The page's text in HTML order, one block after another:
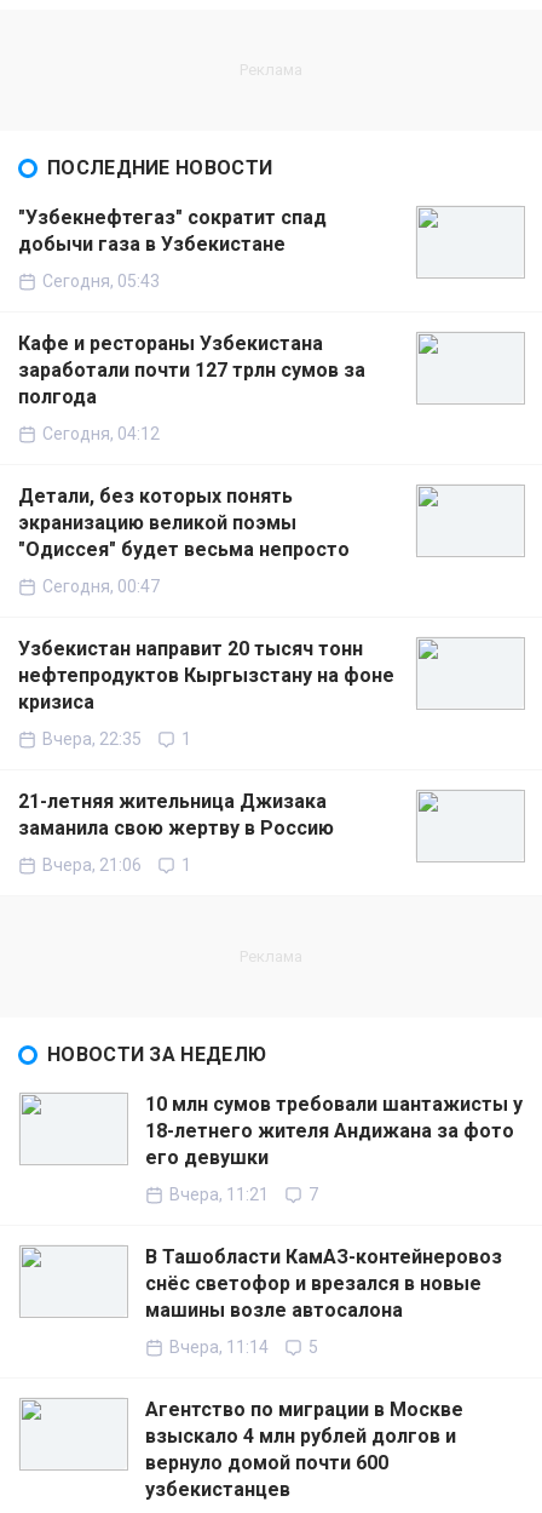
ПОСЛЕДНИЕ НОВОСТИ
"Узбекнефтегаз" сократит спад
добычи газа в Узбекистане
Сегодня, 05:43
Кафе и рестораны Узбекистана
заработали почти 127 трлн сумов за
полгода
Сегодня, 04:12
Детали, без которых понять
экранизацию великой поэмы
"Одиссея" будет весьма непросто
Сегодня, 00:47
Узбекистан направит 20 тысяч тонн
нефтепродуктов Кыргызстану на фоне
кризиса
Вчера, 22:35 1
21-летняя жительница Джизака
заманила свою жертву в Россию
Вчера, 21:06 1
НОВОСТИ ЗА НЕДЕЛЮ
10 млн сумов требовали шантажисты у
18-летнего жителя Андижана за фото
его девушки
Вчера, 11:21 7
В Ташобласти КамАЗ-контейнеровоз
снёс светофор и врезался в новые
машины возле автосалона
Вчера, 11:14 5
Агентство по миграции в Москве
взыскало 4 млн рублей долгов и
вернуло домой почти 600
узбекистанцев